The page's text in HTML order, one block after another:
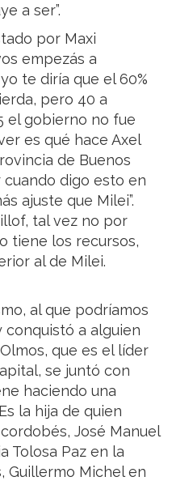
a ser”.
por Maxi
empezás a
te diría que el 60%
pero 40 a
el gobierno no fue
es qué hace Axel
de Buenos
cuando digo esto en
ajuste que Milei”.
tal vez no por
tiene los recursos,
al de Milei.
al que podríamos
conquistó a alguien
que es el líder
se juntó con
haciendo una
la hija de quien
José Manuel
Tolosa Paz en la
Guillermo Michel en